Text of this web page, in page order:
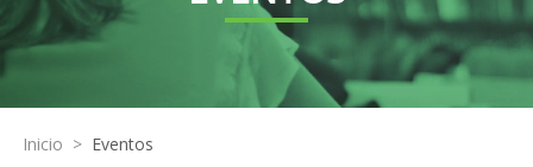
Inicio > Eventos